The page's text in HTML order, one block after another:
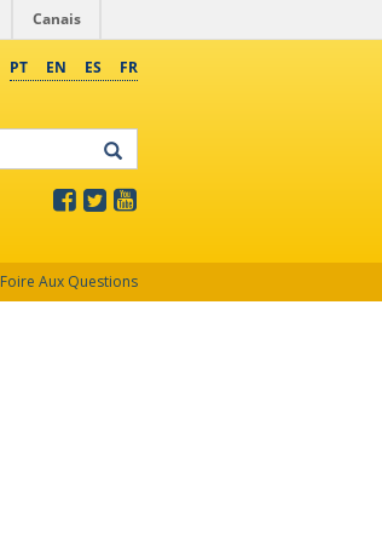
Canais
PT EN ES FR
Foire Aux Questions